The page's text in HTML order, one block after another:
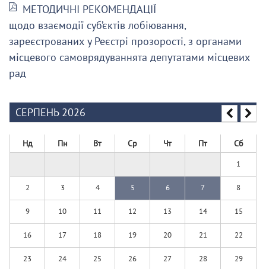
МЕТОДИЧНІ РЕКОМЕНДАЦІЇ
щодо взаємодії суб’єктів лобіювання,
зареєстрованих у Реєстрі прозорості, з органами
місцевого самоврядуваннята депутатами місцевих
рад
СЕРПЕНЬ 2026
Нд Пн Вт Ср Чт Пт Сб
1
2 3 4 5 6 7 8
9 10 11 12 13 14 15
16 17 18 19 20 21 22
23 24 25 26 27 28 29